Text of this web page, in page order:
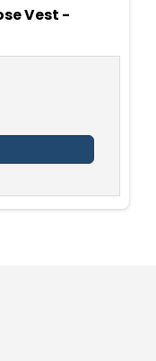
Vest -